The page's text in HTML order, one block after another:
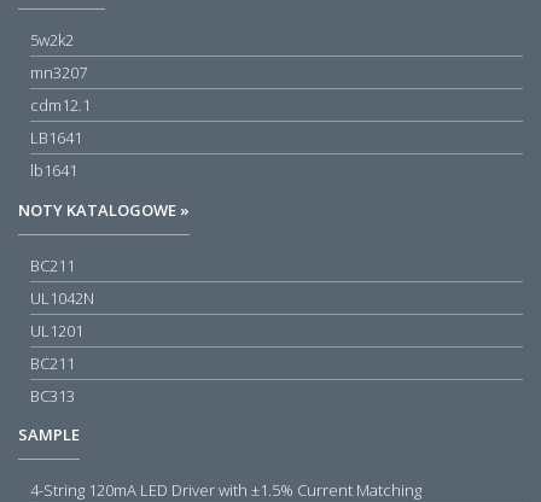
5w2k2
mn3207
cdm12.1
LB1641
lb1641
NOTY KATALOGOWE »
BC211
UL1042N
UL1201
BC211
BC313
SAMPLE
4-String 120mA LED Driver with ±1.5% Current Matching